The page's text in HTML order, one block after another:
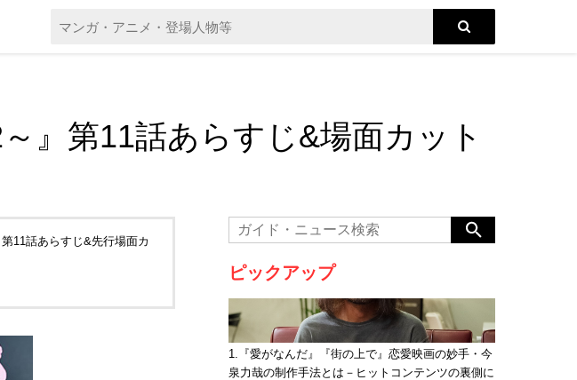
』第11話あらすじ&場面カット
11話あらすじ&先行場面カ
ピックアップ
1.『愛がなんだ』『街の上で』恋愛映画の妙手・今
泉力哉の制作手法とは－ヒットコンテンツの裏側に